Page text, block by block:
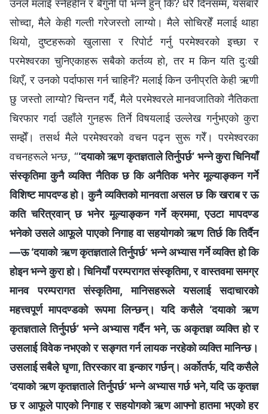
उनले मलाई स्नेहहीन र बैगुनी पो भन्ने हुन् कि? धेरै दिनसम्म, यसबारे
सोच्दा, मैले केही गल्ती गरेजस्तो लाग्यो। मैले सोचिरहेँ मलाई थाहा
थियो, दुष्‍टहरूको खुलासा र रिपोर्ट गर्नु परमेश्‍वरको इच्छा र
परमेश्‍वरका चुनिएकाहरू सबैको कर्तव्य हो, तर म किन यति दुःखी
थिएँ, र उनको पर्दाफास गर्न चाहिनँ? मलाई किन उनीप्रति केही ऋणी
छु जस्तो लाग्यो? चिन्तन गर्दै, मैले परमेश्‍वरले मानवजातिको नैतिकता
चिरफार गर्दा उहाँले गुनहरू तिर्ने विषयलाई उल्लेख गर्नुभएको कुरा
सम्झेँ। तसर्थ मैले परमेश्‍वरको वचन पढ्न सुरू गरेँ। परमेश्‍वरका
वचनहरूले भन्छ, “‘दयाको ऋण कृतज्ञताले तिर्नुपर्छ’ भन्‍ने कुरा चिनियाँ
संस्कृतिमा कुनै व्यक्ति नैतिक छ कि अनैतिक भनेर मूल्याङ्कन गर्ने
विशिष्ट मापदण्ड हो। कुनै व्यक्तिको मानवता असल छ कि खराब र ऊ
कति चरित्रवान् छ भनेर मूल्याङ्कन गर्ने क्रममा, एउटा मापदण्ड
भनेको उसले आफूले पाएको निगाह वा सहयोगको ऋण तिर्छ कि तिर्दैन
—ऊ ‘दयाको ऋण कृतज्ञताले तिर्नुपर्छ’ भन्‍ने अभ्यास गर्ने व्यक्ति हो कि
होइन भन्‍ने कुरा हो। चिनियाँ परम्‍परागत संस्कृतिमा, र वास्तवमा समग्र
मानव परम्‍परागत संस्कृतिमा, मानिसहरूले यसलाई सदाचारको
महत्त्वपूर्ण मापदण्डको रूपमा लिन्छन्। यदि कसैले ‘दयाको ऋण
कृतज्ञताले तिर्नुपर्छ’ भन्‍ने अभ्यास गर्दैन भने, ऊ अकृतज्ञ व्यक्ति हो र
उसलाई विवेक नभएको र सङ्गत गर्न लायक नरहेको व्यक्ति मानिन्छ।
उसलाई सबैले घृणा, तिरस्कार वा इन्कार गर्छन्। अर्कोतर्फ, यदि कसैले
‘दयाको ऋण कृतज्ञताले तिर्नुपर्छ’ भन्‍ने अभ्यास गर्छ भने, यदि ऊ कृतज्ञ
छ र आफूले पाएको निगाह र सहयोगको ऋण आफ्‍नो हातमा भएको हर